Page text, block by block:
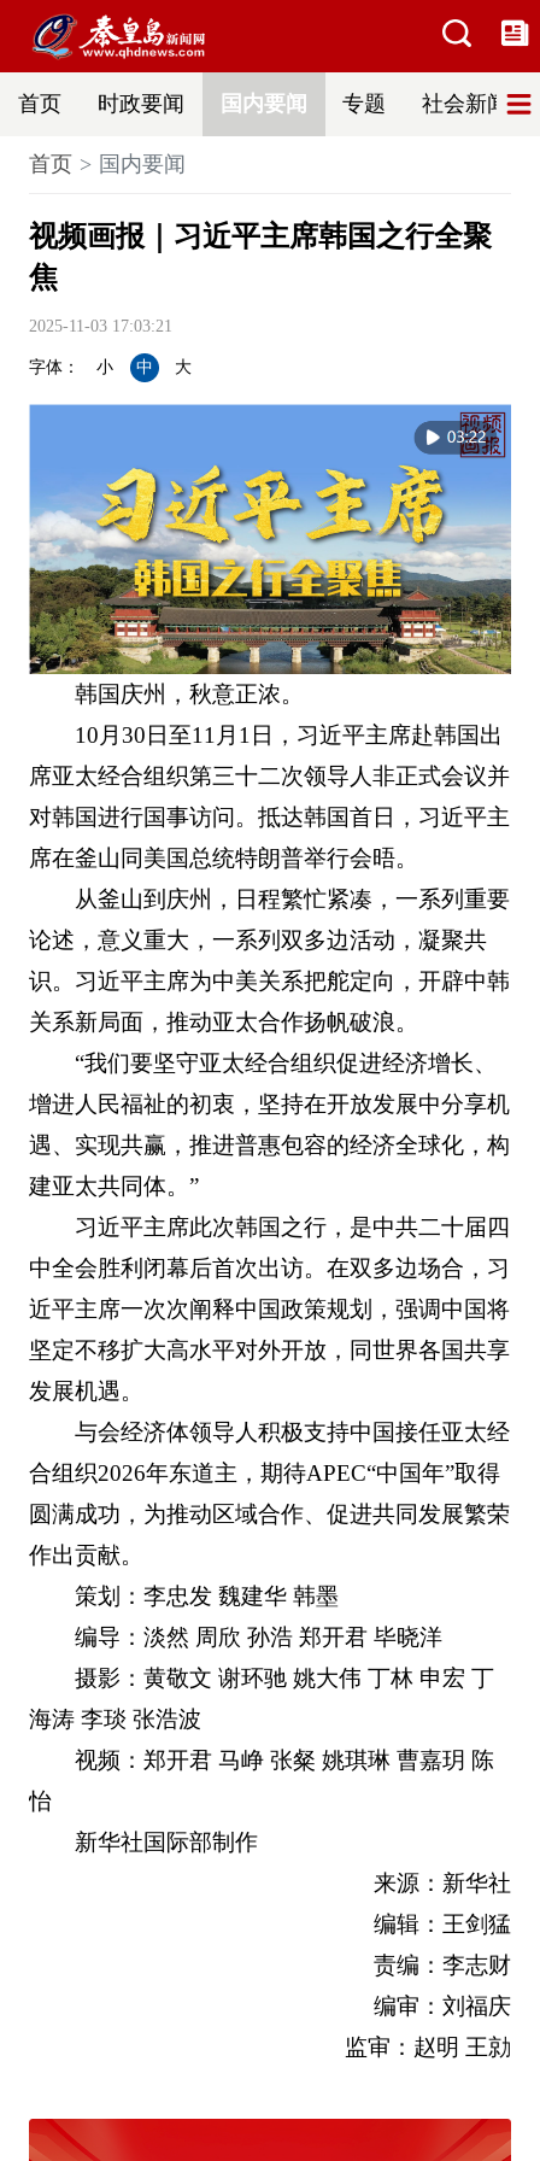
首页 时政要闻 国内要闻 专题 社会新闻
首页 国内要闻
视频画报｜习近平主席韩国之行全聚
焦
2025-11-03 17:03:21
字体： 小 中 大
韩国庆州，秋意正浓。
10月30日至11月1日，习近平主席赴韩国出
席亚太经合组织第三十二次领导人非正式会议并
对韩国进行国事访问。抵达韩国首日，习近平主
席在釜山同美国总统特朗普举行会晤。
从釜山到庆州，日程繁忙紧凑，一系列重要
论述，意义重大，一系列双多边活动，凝聚共
识。习近平主席为中美关系把舵定向，开辟中韩
关系新局面，推动亚太合作扬帆破浪。
“我们要坚守亚太经合组织促进经济增长、
增进人民福祉的初衷，坚持在开放发展中分享机
遇、实现共赢，推进普惠包容的经济全球化，构
建亚太共同体。”
习近平主席此次韩国之行，是中共二十届四
中全会胜利闭幕后首次出访。在双多边场合，习
近平主席一次次阐释中国政策规划，强调中国将
坚定不移扩大高水平对外开放，同世界各国共享
发展机遇。
与会经济体领导人积极支持中国接任亚太经
合组织2026年东道主，期待APEC“中国年”取得
圆满成功，为推动区域合作、促进共同发展繁荣
作出贡献。
策划：李忠发 魏建华 韩墨
编导：淡然 周欣 孙浩 郑开君 毕晓洋
摄影：黄敬文 谢环驰 姚大伟 丁林 申宏 丁
海涛 李琰 张浩波
视频：郑开君 马峥 张粲 姚琪琳 曹嘉玥 陈
怡
新华社国际部制作
来源：新华社
编辑：王剑猛
责编：李志财
编审：刘福庆
监审：赵明 王勍